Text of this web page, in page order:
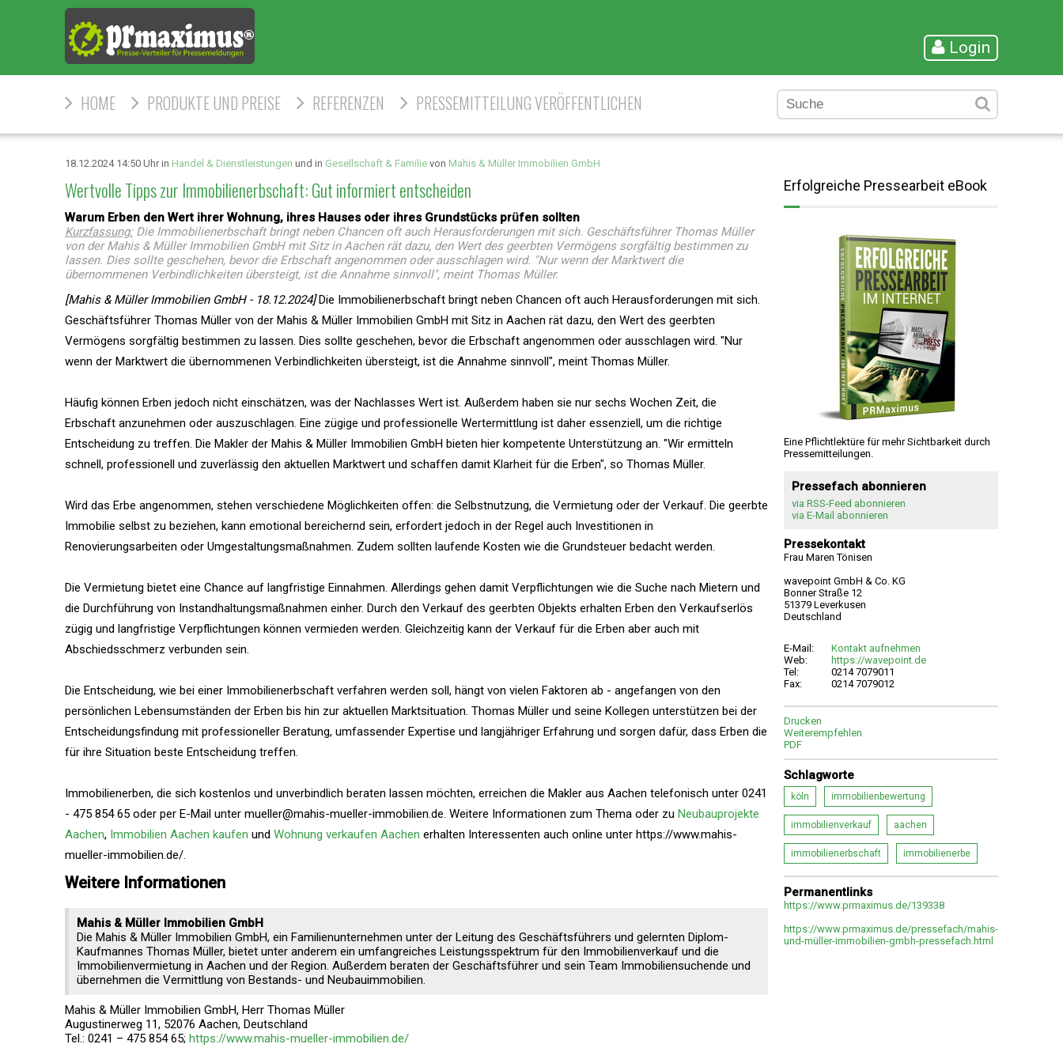
Login
HOME PRODUKTE UND PREISE REFERENZEN PRESSEMITTEILUNG VERÖFFENTLICHEN
18.12.2024 14:50 Uhr in Handel & Dienstleistungen und in Gesellschaft & Familie von Mahis & Müller Immobilien GmbH
Wertvolle Tipps zur Immobilienerbschaft: Gut informiert entscheiden
Warum Erben den Wert ihrer Wohnung, ihres Hauses oder ihres Grundstücks prüfen sollten
Kurzfassung:Die Immobilienerbschaft bringt neben Chancen oft auch Herausforderungen mit sich. Geschäftsführer Thomas Müller
von der Mahis & Müller Immobilien GmbH mit Sitz in Aachen rät dazu, den Wert des geerbten Vermögens sorgfältig bestimmen zu
lassen. Dies sollte geschehen, bevor die Erbschaft angenommen oder ausschlagen wird. "Nur wenn der Marktwert die
übernommenen Verbindlichkeiten übersteigt, ist die Annahme sinnvoll", meint Thomas Müller.
[Mahis & Müller Immobilien GmbH - 18.12.2024]Die Immobilienerbschaft bringt neben Chancen oft auch Herausforderungen mit sich.
Geschäftsführer Thomas Müller von der Mahis & Müller Immobilien GmbH mit Sitz in Aachen rät dazu, den Wert des geerbten
Vermögens sorgfältig bestimmen zu lassen. Dies sollte geschehen, bevor die Erbschaft angenommen oder ausschlagen wird. "Nur
wenn der Marktwert die übernommenen Verbindlichkeiten übersteigt, ist die Annahme sinnvoll", meint Thomas Müller.
Häufig können Erben jedoch nicht einschätzen, was der Nachlasses Wert ist. Außerdem haben sie nur sechs Wochen Zeit, die
Erbschaft anzunehmen oder auszuschlagen. Eine zügige und professionelle Wertermittlung ist daher essenziell, um die richtige
Entscheidung zu treffen. Die Makler der Mahis & Müller Immobilien GmbH bieten hier kompetente Unterstützung an. "Wir ermitteln
schnell, professionell und zuverlässig den aktuellen Marktwert und schaffen damit Klarheit für die Erben", so Thomas Müller.
Wird das Erbe angenommen, stehen verschiedene Möglichkeiten offen: die Selbstnutzung, die Vermietung oder der Verkauf. Die geerbte
Immobilie selbst zu beziehen, kann emotional bereichernd sein, erfordert jedoch in der Regel auch Investitionen in
Renovierungsarbeiten oder Umgestaltungsmaßnahmen. Zudem sollten laufende Kosten wie die Grundsteuer bedacht werden.
Die Vermietung bietet eine Chance auf langfristige Einnahmen. Allerdings gehen damit Verpflichtungen wie die Suche nach Mietern und
die Durchführung von Instandhaltungsmaßnahmen einher. Durch den Verkauf des geerbten Objekts erhalten Erben den Verkaufserlös
zügig und langfristige Verpflichtungen können vermieden werden. Gleichzeitig kann der Verkauf für die Erben aber auch mit
Abschiedsschmerz verbunden sein.
Die Entscheidung, wie bei einer Immobilienerbschaft verfahren werden soll, hängt von vielen Faktoren ab - angefangen von den
persönlichen Lebensumständen der Erben bis hin zur aktuellen Marktsituation. Thomas Müller und seine Kollegen unterstützen bei der
Entscheidungsfindung mit professioneller Beratung, umfassender Expertise und langjähriger Erfahrung und sorgen dafür, dass Erben die
für ihre Situation beste Entscheidung treffen.
Immobilienerben, die sich kostenlos und unverbindlich beraten lassen möchten, erreichen die Makler aus Aachen telefonisch unter 0241
- 475 854 65 oder per E-Mail unter mueller@mahis-mueller-immobilien.de. Weitere Informationen zum Thema oder zu Neubauprojekte
Aachen, Immobilien Aachen kaufen und Wohnung verkaufen Aachen erhalten Interessenten auch online unter https://www.mahis-
mueller-immobilien.de/.
Weitere Informationen
Mahis & Müller Immobilien GmbH
Die Mahis & Müller Immobilien GmbH, ein Familienunternehmen unter der Leitung des Geschäftsführers und gelernten Diplom-
Kaufmannes Thomas Müller, bietet unter anderem ein umfangreiches Leistungsspektrum für den Immobilienverkauf und die
Immobilienvermietung in Aachen und der Region. Außerdem beraten der Geschäftsführer und sein Team Immobiliensuchende und
übernehmen die Vermittlung von Bestands- und Neubauimmobilien.
Mahis & Müller Immobilien GmbH, Herr Thomas Müller
Augustinerweg 11, 52076 Aachen, Deutschland
Tel.: 0241 – 475 854 65; https://www.mahis-mueller-immobilien.de/
Erfolgreiche Pressearbeit eBook
Eine Pflichtlektüre für mehr Sichtbarkeit durch
Pressemitteilungen.
Pressefach abonnieren
via RSS-Feed abonnieren
via E-Mail abonnieren
Pressekontakt
Frau Maren Tönisen
wavepoint GmbH & Co. KG
Bonner Straße 12
51379 Leverkusen
Deutschland
E-Mail:
Kontakt aufnehmen
Web:
https://wavepoint.de
Tel:
0214 7079011
Fax:
0214 7079012
Drucken
Weiterempfehlen
PDF
Schlagworte
köln immobilienbewertung
immobilienverkauf aachen
immobilienerbschaft immobilienerbe
Permanentlinks
https://www.prmaximus.de/139338
https://www.prmaximus.de/pressefach/mahis-
und-müller-immobilien-gmbh-pressefach.html